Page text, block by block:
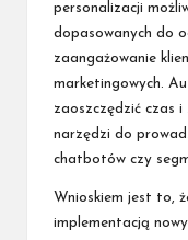
personalizacji
dopasowanych do
zaangażowanie
marketingowych.
zaoszczędzić czas
narzędzi do
chatbotów czy
Wnioskiem jest to,
implementacją